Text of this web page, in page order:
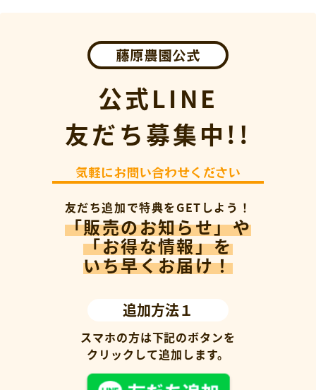
藤原農園公式
公式LINE
友だち募集中!!
気軽にお問い合わせください
友だち追加で特典をGETしよう！
「販売のお知らせ」や
「お得な情報」を
いち早くお届け！
追加方法１
スマホの方は下記のボタンを
クリックして追加します。